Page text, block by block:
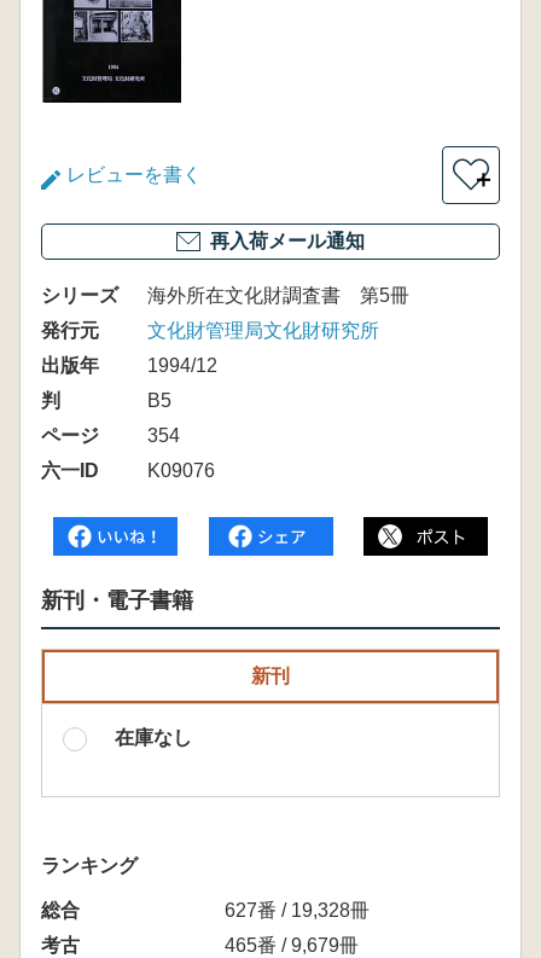
レビューを書く ＋
再入荷メール通知
シリーズ
海外所在文化財調査書 第5冊
発行元
文化財管理局文化財研究所
出版年
1994/12
判
B5
ページ
354
六一ID
K09076
新刊・電子書籍
新刊
在庫なし
ランキング
総合
627番 / 19,328冊
考古
465番 / 9,679冊